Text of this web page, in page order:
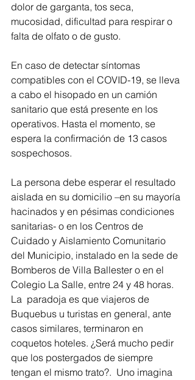
dolor de garganta, tos seca,
mucosidad, dificultad para respirar o
falta de olfato o de gusto.
En caso de detectar síntomas
compatibles con el COVID-19, se lleva
a cabo el hisopado en un camión
sanitario que está presente en los
operativos. Hasta el momento, se
espera la confirmación de 13 casos
sospechosos.
La persona debe esperar el resultado
aislada en su domicilio –en su mayoría
hacinados y en pésimas condiciones
sanitarias- o en los Centros de
Cuidado y Aislamiento Comunitario
del Municipio, instalado en la sede de
Bomberos de Villa Ballester o en el
Colegio La Salle, entre 24 y 48 horas.
La  paradoja es que viajeros de
Buquebus u turistas en general, ante
casos similares, terminaron en
coquetos hoteles. ¿Será mucho pedir
que los postergados de siempre
tengan el mismo trato?.  Uno imagina